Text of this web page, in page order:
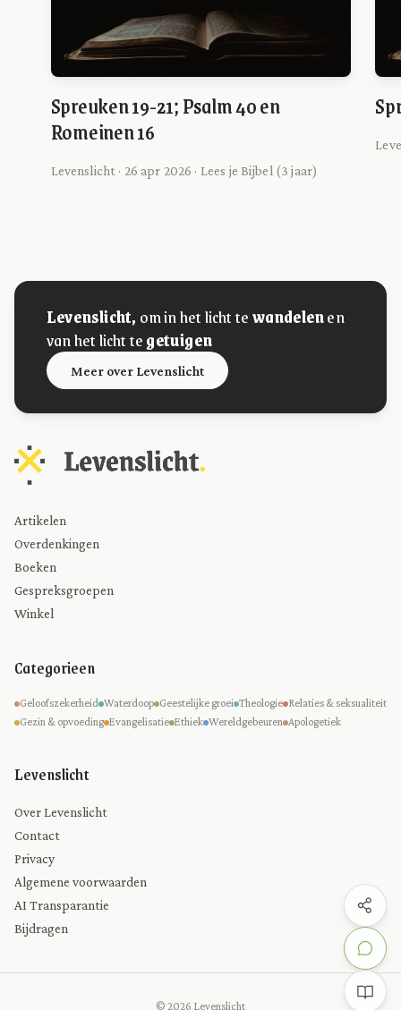
Spreuken 19-21; Psalm 40 en
Romeinen 16
Levenslicht · 26 apr 2026 · Lees je Bijbel (3 jaar)
Levenslicht, om in het licht tewandelenen
van het licht tegetuigen
Meer over Levenslicht
Artikelen
Overdenkingen
Boeken
Gespreksgroepen
Winkel
Categorieen
Geloofszekerheid Waterdoop Geestelijke groei Theologie Relaties & seksualiteit
Gezin & opvoeding Evangelisatie Ethiek Wereldgebeuren Apologetiek
Levenslicht
Over Levenslicht
Contact
Privacy
Algemene voorwaarden
AI Transparantie
Bijdragen
© 2026 Levenslicht